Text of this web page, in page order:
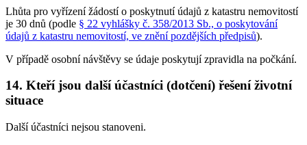
Lhůta pro vyřízení žádostí o poskytnutí údajů z katastru nemovitostí
je 30 dnů (podle § 22 vyhlášky č. 358/2013 Sb., o poskytování
údajů z katastru nemovitostí, ve znění pozdějších předpisů).
V případě osobní návštěvy se údaje poskytují zpravidla na počkání.
14. Kteří jsou další účastníci (dotčení) řešení životní
situace
Další účastníci nejsou stanoveni.